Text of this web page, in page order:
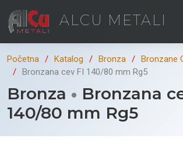
ALCU METALI
Početna Katalog Bronza
Bronzane
Bronzana cev FI 140/80 mm Rg5
Bronza
Bronzana
140/80 mm Rg5